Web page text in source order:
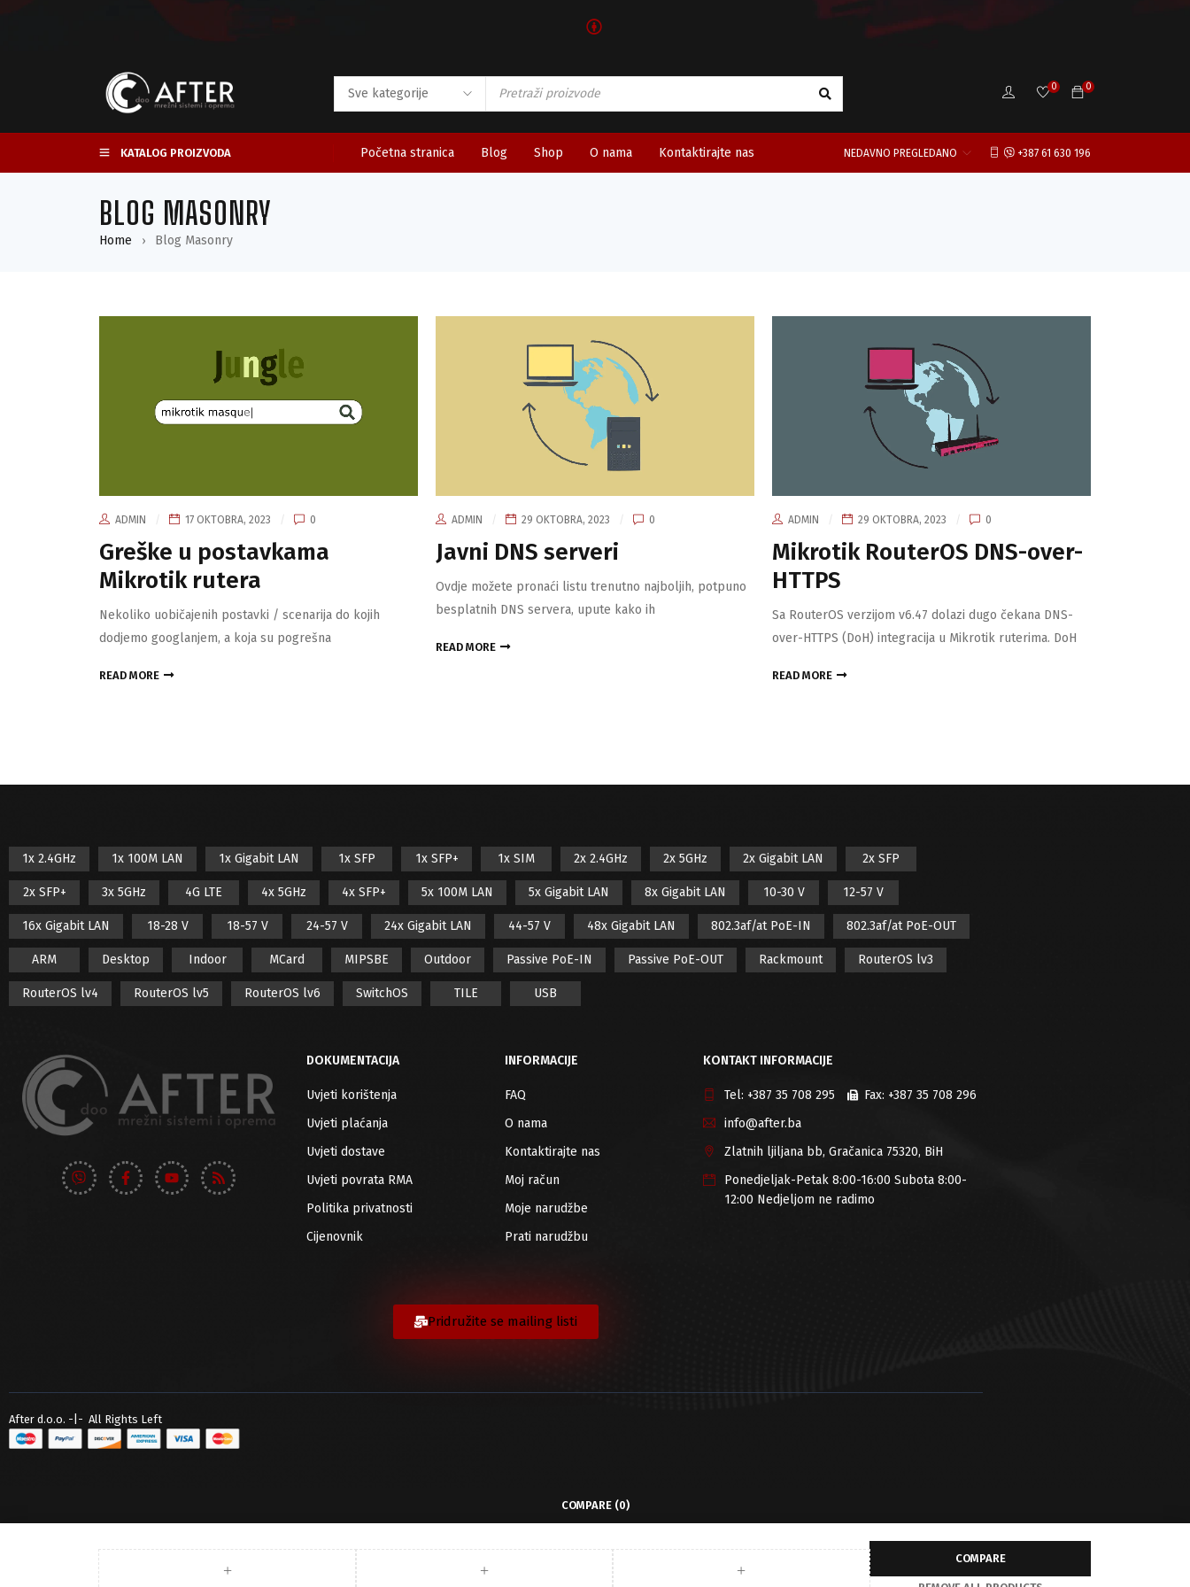
🅯
0
0
KATALOG PROIZVODA Početna stranica Blog Shop O nama Kontaktirajte nas +387 61 630 196
NEDAVNO PREGLEDANO
BLOG MASONRY
Home › Blog Masonry
ADMIN 17 OKTOBRA, 2023 0
Greške u postavkama
Mikrotik rutera
Nekoliko uobičajenih postavki / scenarija do kojih
dodjemo googlanjem, a koja su pogrešna
READ MORE
ADMIN 29 OKTOBRA, 2023 0
Javni DNS serveri
Ovdje možete pronaći listu trenutno najboljih, potpuno
besplatnih DNS servera, upute kako ih
READ MORE
ADMIN 29 OKTOBRA, 2023 0
Mikrotik RouterOS DNS-over-
HTTPS
Sa RouterOS verzijom v6.47 dolazi dugo čekana DNS-
over-HTTPS (DoH) integracija u Mikrotik ruterima. DoH
READ MORE
1x 2.4GHz 1x 100M LAN 1x Gigabit LAN 1x SFP 1x SFP+ 1x SIM 2x 2.4GHz 2x 5GHz 2x Gigabit LAN 2x SFP
2x SFP+ 3x 5GHz 4G LTE 4x 5GHz 4x SFP+ 5x 100M LAN 5x Gigabit LAN 8x Gigabit LAN 10-30 V 12-57 V
16x Gigabit LAN 18-28 V 18-57 V 24-57 V 24x Gigabit LAN 44-57 V 48x Gigabit LAN 802.3af/at PoE-IN 802.3af/at PoE-OUT
ARM Desktop Indoor MCard MIPSBE Outdoor Passive PoE-IN Passive PoE-OUT Rackmount RouterOS lv3
RouterOS lv4 RouterOS lv5 RouterOS lv6 SwitchOS TILE USB
DOKUMENTACIJA
Uvjeti korištenja
Uvjeti plaćanja
Uvjeti dostave
Uvjeti povrata RMA
Politika privatnosti
Cijenovnik
INFORMACIJE
FAQ
O nama
Kontaktirajte nas
Moj račun
Moje narudžbe
Prati narudžbu
KONTAKT INFORMACIJE
Tel: +387 35 708 295 Fax: +387 35 708 296
info@after.ba
Zlatnih ljiljana bb, Gračanica 75320, BiH
Ponedjeljak-Petak 8:00-16:00 Subota 8:00-
12:00 Nedjeljom ne radimo
Pridružite se mailing listi
After d.o.o. -|- All Rights Left
COMPARE (0)
COMPARE